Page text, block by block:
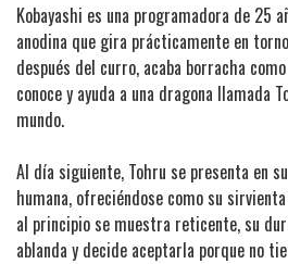
Kobayashi es una programadora de 25
anodina que gira prácticamente en
después del curro, acaba borracha
conoce y ayuda a una dragona llamada
mundo.
Al día siguiente, Tohru se presenta en
humana, ofreciéndose como su
al principio se muestra reticente, su
ablanda y decide aceptarla porque no